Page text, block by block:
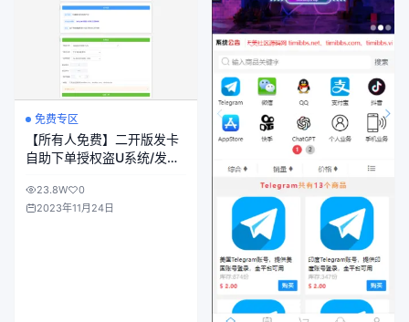
免费专区
【所有人免费】二开版发卡
自助下单授权盗U系统/发卡
提示/完整总代理+子代理系
统/支付模板全部优化授权
23.8W
0
2023年11月24日